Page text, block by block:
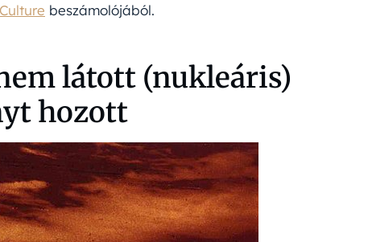
beszámolójából.
látott (nukleáris)
hozott